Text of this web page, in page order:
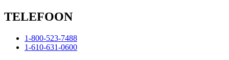
TELEFOON
1-800-523-7488
1-610-631-0600